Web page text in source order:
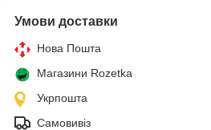
Умови доставки
Нова Пошта
Магазини Rozetka
Укрпошта
Самовивіз